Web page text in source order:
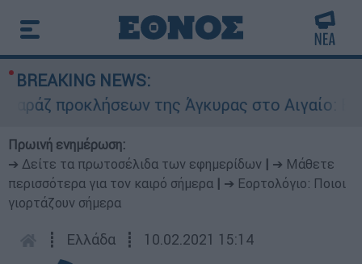
BREAKING NEWS:
προκλήσεων της Άγκυρας στο Αιγαίο:
Πρωινή ενημέρωση:
➔ Δείτε τα πρωτοσέλιδα των εφημερίδων
➔ Μάθετε
περισσότερα για τον καιρό σήμερα
➔ Εορτολόγιο: Ποιοι
γιορτάζουν σήμερα
┋ Ελλάδα ┋ 10.02.2021 15:14